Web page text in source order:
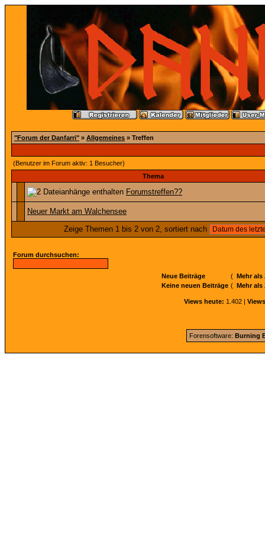
"Forum der Danfarri" » Allgemeines » Treffen
(Benutzer im Forum aktiv: 1 Besucher)
Thema
Forumstreffen??
Neuer Markt am Walchensee
Zeige Themen 1 bis 2 von 2, sortiert nach
Forum durchsuchen:
Neue Beiträge ( Mehr als
Keine neuen Beiträge ( Mehr als
Views heute: 1.402 |
Forensoftware: Burning